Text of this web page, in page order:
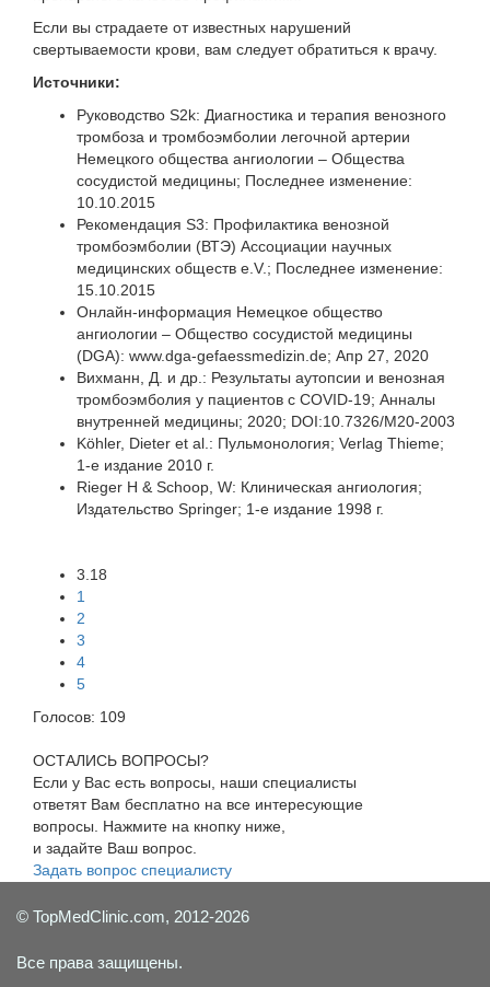
Если вы страдаете от известных нарушений
свертываемости крови, вам следует обратиться к врачу.
Источники:
Руководство S2k: Диагностика и терапия венозного
тромбоза и тромбоэмболии легочной артерии
Немецкого общества ангиологии – Общества
сосудистой медицины; Последнее изменение:
10.10.2015
Рекомендация S3: Профилактика венозной
тромбоэмболии (ВТЭ) Ассоциации научных
медицинских обществ e.V.; Последнее изменение:
15.10.2015
Онлайн-информация Немецкое общество
ангиологии – Общество сосудистой медицины
(DGA): www.dga-gefaessmedizin.de; Апр 27, 2020
Вихманн, Д. и др.: Результаты аутопсии и венозная
тромбоэмболия у пациентов с COVID-19; Анналы
внутренней медицины; 2020; DOI:10.7326/M20-2003
Köhler, Dieter et al.: Пульмонология; Verlag Thieme;
1-е издание 2010 г.
Rieger H & Schoop, W: Клиническая ангиология;
Издательство Springer; 1-е издание 1998 г.
3.18
1
2
3
4
5
Голосов: 109
ОСТАЛИСЬ ВОПРОСЫ?
Если у Вас есть вопросы, наши специалисты
ответят Вам бесплатно на все интересующие
вопросы. Нажмите на кнопку ниже,
и задайте Ваш вопрос.
Задать вопрос специалисту
© TopMedClinic.com, 2012-2026
Все права защищены.